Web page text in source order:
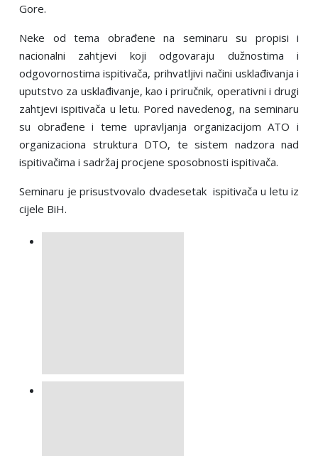
Gore.
Neke od tema obrađene na seminaru su propisi i
nacionalni zahtjevi koji odgovaraju dužnostima i
odgovornostima ispitivača, prihvatljivi načini usklađivanja i
uputstvo za usklađivanje, kao i priručnik, operativni i drugi
zahtjevi ispitivača u letu. Pored navedenog, na seminaru
su obrađene i teme upravljanja organizacijom ATO i
organizaciona struktura DTO, te sistem nadzora nad
ispitivačima i sadržaj procjene sposobnosti ispitivača.
Seminaru je prisustvovalo dvadesetak ispitivača u letu iz
cijele BiH.